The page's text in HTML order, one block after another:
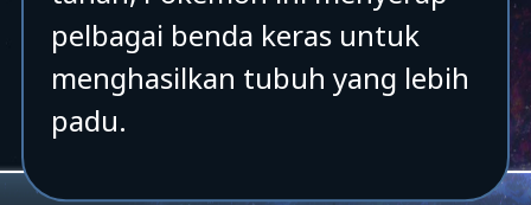
pelbagai benda keras untuk
menghasilkan tubuh yang lebih
padu.